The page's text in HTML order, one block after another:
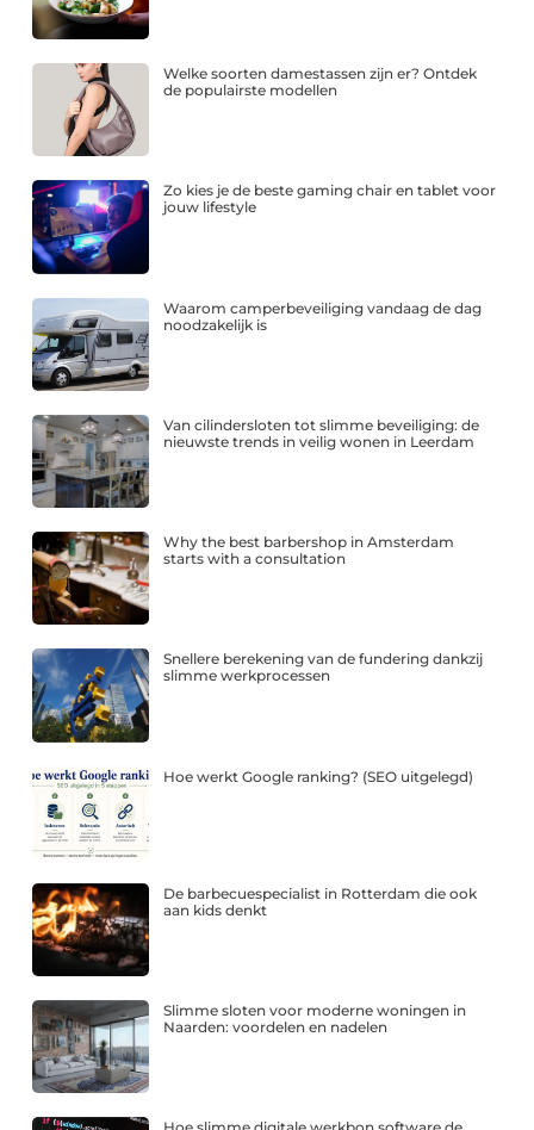
Welke soorten damestassen zijn er? Ontdek
de populairste modellen
Zo kies je de beste gaming chair en tablet voor
jouw lifestyle
Waarom camperbeveiliging vandaag de dag
noodzakelijk is
Van cilindersloten tot slimme beveiliging: de
nieuwste trends in veilig wonen in Leerdam
Why the best barbershop in Amsterdam
starts with a consultation
Snellere berekening van de fundering dankzij
slimme werkprocessen
Hoe werkt Google ranking? (SEO uitgelegd)
De barbecuespecialist in Rotterdam die ook
aan kids denkt
Slimme sloten voor moderne woningen in
Naarden: voordelen en nadelen